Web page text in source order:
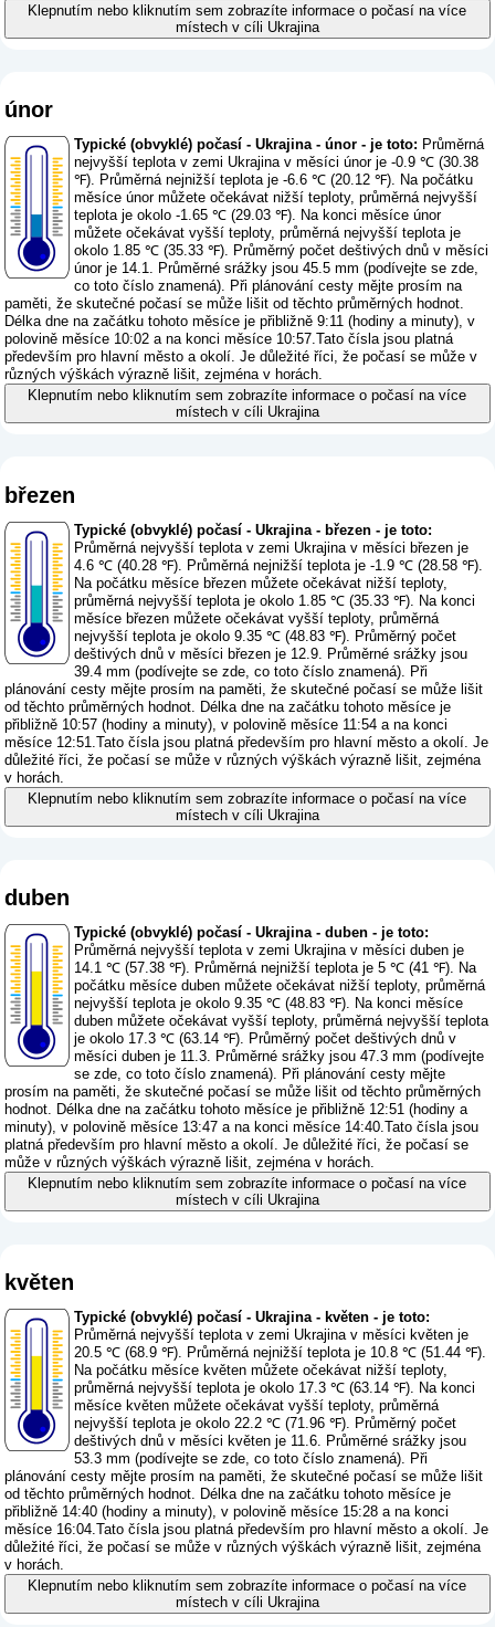
Klepnutím nebo kliknutím sem zobrazíte informace o počasí na více
místech v cíli Ukrajina
únor
Typické (obvyklé) počasí - Ukrajina - únor - je toto: Průměrná
nejvyšší teplota v zemi Ukrajina v měsíci únor je -0.9 ℃ (30.38
℉). Průměrná nejnižší teplota je -6.6 ℃ (20.12 ℉). Na počátku
měsíce únor můžete očekávat nižší teploty, průměrná nejvyšší
teplota je okolo -1.65 ℃ (29.03 ℉). Na konci měsíce únor
můžete očekávat vyšší teploty, průměrná nejvyšší teplota je
okolo 1.85 ℃ (35.33 ℉). Průměrný počet deštivých dnů v měsíci
únor je 14.1. Průměrné srážky jsou 45.5 mm (podívejte se zde,
co toto číslo znamená). Při plánování cesty mějte prosím na
paměti, že skutečné počasí se může lišit od těchto průměrných hodnot.
Délka dne na začátku tohoto měsíce je přibližně 9:11 (hodiny a minuty), v
polovině měsíce 10:02 a na konci měsíce 10:57.Tato čísla jsou platná
především pro hlavní město a okolí. Je důležité říci, že počasí se může v
různých výškách výrazně lišit, zejména v horách.
Klepnutím nebo kliknutím sem zobrazíte informace o počasí na více
místech v cíli Ukrajina
březen
Typické (obvyklé) počasí - Ukrajina - březen - je toto:
Průměrná nejvyšší teplota v zemi Ukrajina v měsíci březen je
4.6 ℃ (40.28 ℉). Průměrná nejnižší teplota je -1.9 ℃ (28.58 ℉).
Na počátku měsíce březen můžete očekávat nižší teploty,
průměrná nejvyšší teplota je okolo 1.85 ℃ (35.33 ℉). Na konci
měsíce březen můžete očekávat vyšší teploty, průměrná
nejvyšší teplota je okolo 9.35 ℃ (48.83 ℉). Průměrný počet
deštivých dnů v měsíci březen je 12.9. Průměrné srážky jsou
39.4 mm (podívejte se zde, co toto číslo znamená). Při
plánování cesty mějte prosím na paměti, že skutečné počasí se může lišit
od těchto průměrných hodnot. Délka dne na začátku tohoto měsíce je
přibližně 10:57 (hodiny a minuty), v polovině měsíce 11:54 a na konci
měsíce 12:51.Tato čísla jsou platná především pro hlavní město a okolí. Je
důležité říci, že počasí se může v různých výškách výrazně lišit, zejména
v horách.
Klepnutím nebo kliknutím sem zobrazíte informace o počasí na více
místech v cíli Ukrajina
duben
Typické (obvyklé) počasí - Ukrajina - duben - je toto:
Průměrná nejvyšší teplota v zemi Ukrajina v měsíci duben je
14.1 ℃ (57.38 ℉). Průměrná nejnižší teplota je 5 ℃ (41 ℉). Na
počátku měsíce duben můžete očekávat nižší teploty, průměrná
nejvyšší teplota je okolo 9.35 ℃ (48.83 ℉). Na konci měsíce
duben můžete očekávat vyšší teploty, průměrná nejvyšší teplota
je okolo 17.3 ℃ (63.14 ℉). Průměrný počet deštivých dnů v
měsíci duben je 11.3. Průměrné srážky jsou 47.3 mm (podívejte
se zde, co toto číslo znamená). Při plánování cesty mějte
prosím na paměti, že skutečné počasí se může lišit od těchto průměrných
hodnot. Délka dne na začátku tohoto měsíce je přibližně 12:51 (hodiny a
minuty), v polovině měsíce 13:47 a na konci měsíce 14:40.Tato čísla jsou
platná především pro hlavní město a okolí. Je důležité říci, že počasí se
může v různých výškách výrazně lišit, zejména v horách.
Klepnutím nebo kliknutím sem zobrazíte informace o počasí na více
místech v cíli Ukrajina
květen
Typické (obvyklé) počasí - Ukrajina - květen - je toto:
Průměrná nejvyšší teplota v zemi Ukrajina v měsíci květen je
20.5 ℃ (68.9 ℉). Průměrná nejnižší teplota je 10.8 ℃ (51.44 ℉).
Na počátku měsíce květen můžete očekávat nižší teploty,
průměrná nejvyšší teplota je okolo 17.3 ℃ (63.14 ℉). Na konci
měsíce květen můžete očekávat vyšší teploty, průměrná
nejvyšší teplota je okolo 22.2 ℃ (71.96 ℉). Průměrný počet
deštivých dnů v měsíci květen je 11.6. Průměrné srážky jsou
53.3 mm (podívejte se zde, co toto číslo znamená). Při
plánování cesty mějte prosím na paměti, že skutečné počasí se může lišit
od těchto průměrných hodnot. Délka dne na začátku tohoto měsíce je
přibližně 14:40 (hodiny a minuty), v polovině měsíce 15:28 a na konci
měsíce 16:04.Tato čísla jsou platná především pro hlavní město a okolí. Je
důležité říci, že počasí se může v různých výškách výrazně lišit, zejména
v horách.
Klepnutím nebo kliknutím sem zobrazíte informace o počasí na více
místech v cíli Ukrajina